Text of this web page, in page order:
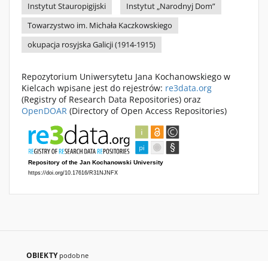
Instytut Stauropigijski
Instytut „Narodnyj Dom”
Towarzystwo im. Michała Kaczkowskiego
okupacja rosyjska Galicji (1914-1915)
Repozytorium Uniwersytetu Jana Kochanowskiego w
Kielcach wpisane jest do rejestrów: re3data.org
(Registry of Research Data Repositories) oraz
OpenDOAR (Directory of Open Access Repositories)
OBIEKTY podobne